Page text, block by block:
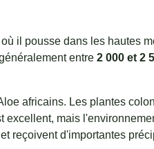
où il pousse dans les hautes
entre2 000 et 2
africains. Les plantes
excellent, mais
et reçoivent d'importantes